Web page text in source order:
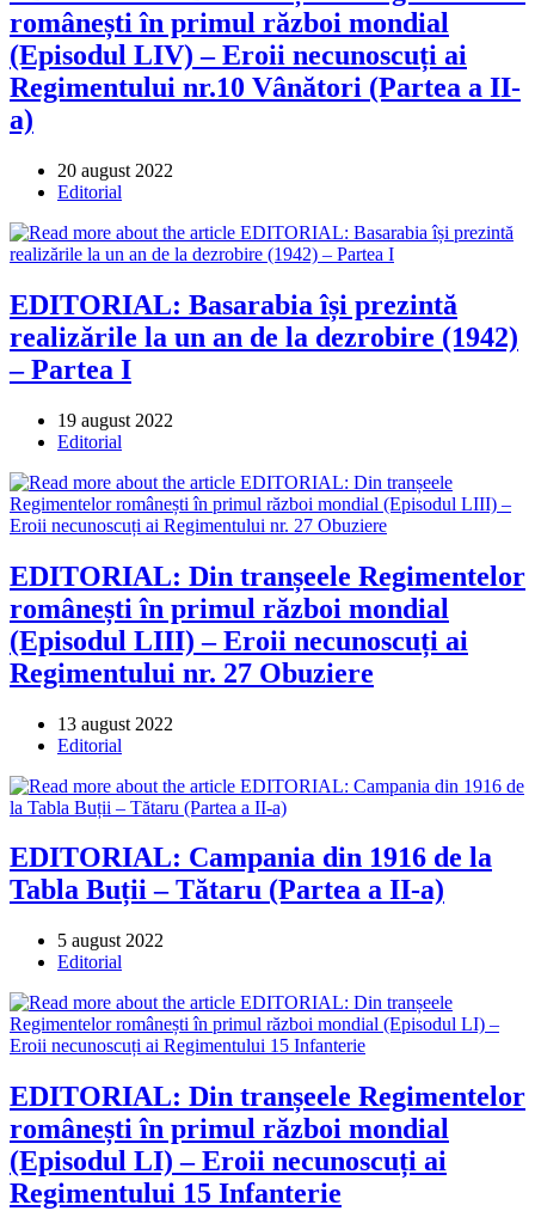
românești în primul război mondial
(Episodul LIV) – Eroii necunoscuți ai
Regimentului nr.10 Vânători (Partea a II-
a)
Post
published:
20 august 2022
Post
Editorial
EDITORIAL: Basarabia își prezintă
realizările la un an de la dezrobire (1942)
– Partea I
Post
published:
19 august 2022
Post
Editorial
EDITORIAL: Din tranșeele Regimentelor
românești în primul război mondial
(Episodul LIII) – Eroii necunoscuți ai
Regimentului nr. 27 Obuziere
Post
published:
13 august 2022
Post
Editorial
EDITORIAL: Campania din 1916 de la
Tabla Buții – Tătaru (Partea a II-a)
Post
published:
5 august 2022
Post
Editorial
EDITORIAL: Din tranșeele Regimentelor
românești în primul război mondial
(Episodul LI) – Eroii necunoscuți ai
Regimentului 15 Infanterie